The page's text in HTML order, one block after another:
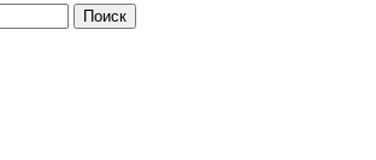
Поиск